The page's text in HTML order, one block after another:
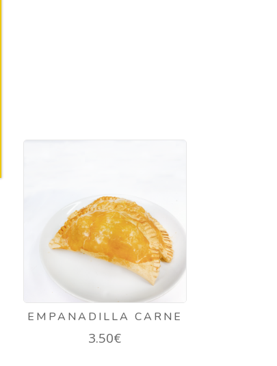
EMPANADILLA CARNE
3.50€